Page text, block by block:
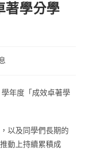
著學分學
年度「成效卓著學
以及同學們長期的
動上持續累積成